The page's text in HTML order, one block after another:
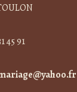
45 91